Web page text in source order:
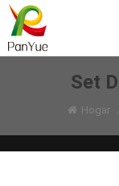
Set
Hogar